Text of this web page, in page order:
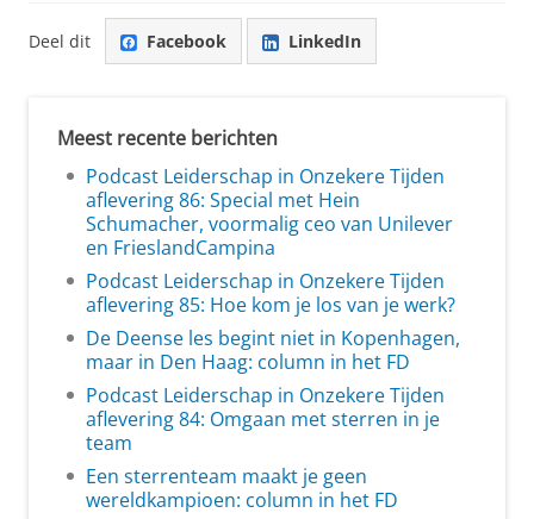
Deel dit Facebook LinkedIn
Meest recente berichten
Podcast Leiderschap in Onzekere Tijden
aflevering 86: Special met Hein
Schumacher, voormalig ceo van Unilever
en FrieslandCampina
Podcast Leiderschap in Onzekere Tijden
aflevering 85: Hoe kom je los van je werk?
De Deense les begint niet in Kopenhagen,
maar in Den Haag: column in het FD
Podcast Leiderschap in Onzekere Tijden
aflevering 84: Omgaan met sterren in je
team
Een sterrenteam maakt je geen
wereldkampioen: column in het FD